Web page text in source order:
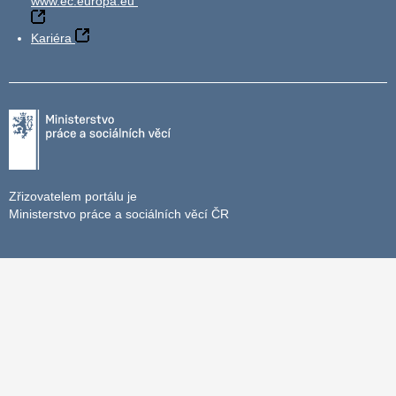
Kariéra
Zřizovatelem portálu je
Ministerstvo práce a sociálních věcí ČR